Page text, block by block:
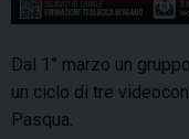
Dal 1° marzo un
un ciclo di tre
Pasqua.